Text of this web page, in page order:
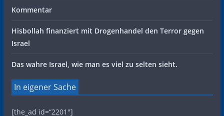
Kommentar
Hisbollah finanziert mit Drogenhandel den Terror gegen
Israel
Das wahre Israel, wie man es viel zu selten sieht.
In eigener Sache
[the_ad id=“2201″]